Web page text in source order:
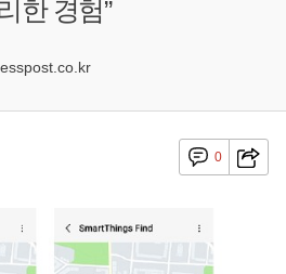
한 경험”
0